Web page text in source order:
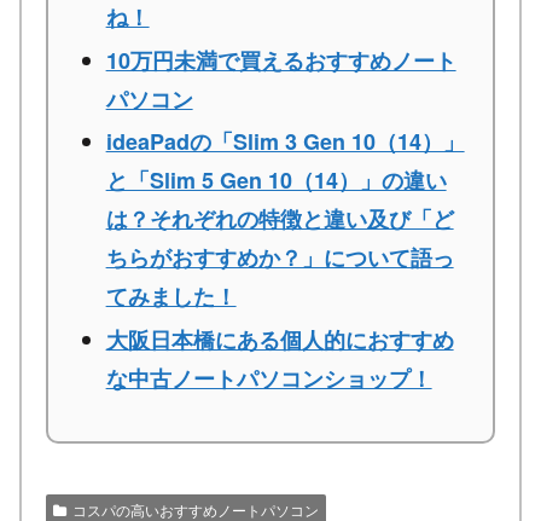
ね！
10万円未満で買えるおすすめノート
パソコン
ideaPadの「Slim 3 Gen 10（14）」
と「Slim 5 Gen 10（14）」の違い
は？それぞれの特徴と違い及び「ど
ちらがおすすめか？」について語っ
てみました！
大阪日本橋にある個人的におすすめ
な中古ノートパソコンショップ！
コスパの高いおすすめノートパソコン